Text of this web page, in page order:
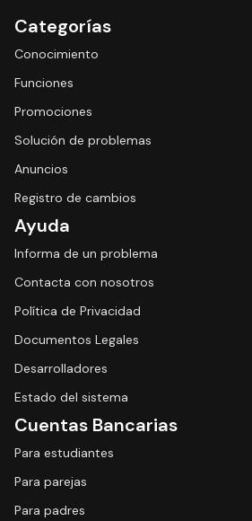
Categorías
Conocimiento
Funciones
Promociones
Solución de problemas
Anuncios
Registro de cambios
Ayuda
Informa de un problema
Contacta con nosotros
Política de Privacidad
Documentos Legales
Desarrolladores
Estado del sistema
Cuentas Bancarias
Para estudiantes
Para parejas
Para padres